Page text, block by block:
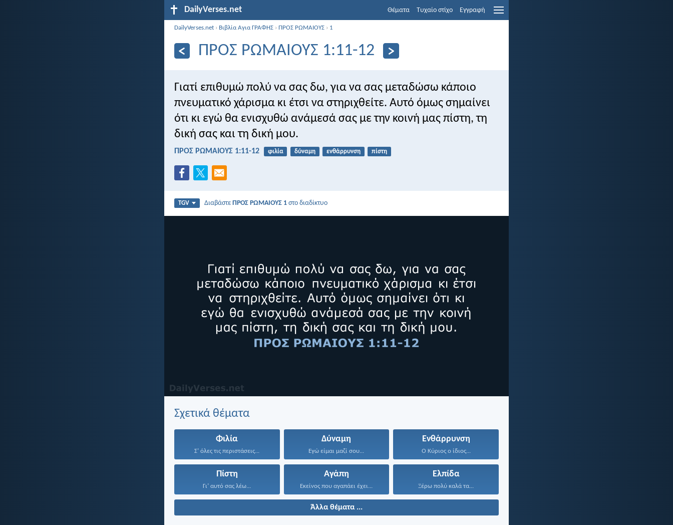
DailyVerses.net Θέματα Τυχαίο στίχο Εγγραφή
DailyVerses.net › Βιβλία Αγια ΓΡΑΦΗΣ › ΠΡΟΣ ΡΩΜΑΙΟΥΣ › 1
ΠΡΟΣ ΡΩΜΑΙΟΥΣ 1:11-12
Γιατί επιθυμώ πολύ να σας δω, για να σας μεταδώσω κάποιο
πνευματικό χάρισμα κι έτσι να στηριχθείτε. Αυτό όμως σημαίνει
ότι κι εγώ θα ενισχυθώ ανάμεσά σας με την κοινή μας πίστη, τη
δική σας και τη δική μου.
ΠΡΟΣ ΡΩΜΑΙΟΥΣ 1:11-12 φιλία δύναμη ενθάρρυνση πίστη
TGV ΔιαβάστεΠΡΟΣ ΡΩΜΑΙΟΥΣ 1 στο διαδίκτυο
Σχετικά θέματα
Φιλία
Σ’ όλες τις περιστάσεις...
Δύναμη
Εγώ είμαι μαζί σου...
Ενθάρρυνση
Ο Κύριος ο ίδιος...
Πίστη
Γι’ αυτό σας λέω...
Αγάπη
Εκείνος που αγαπάει έχει...
Ελπίδα
Ξέρω πολύ καλά τα...
Άλλα θέματα ...